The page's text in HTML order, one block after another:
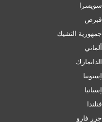
سويسرا
قبرص
جمهورية التشيك
ألماني
الدانمارك
إستونيا
إسبانيا
فنلندا
جزر فارو